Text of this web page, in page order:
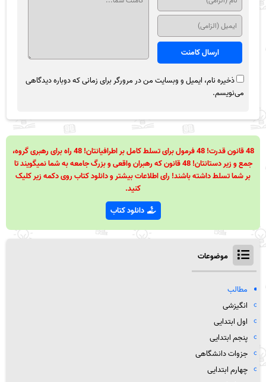
ذخیره نام، ایمیل و وبسایت من در مرورگر برای زمانی که دوباره دیدگاهی
می‌نویسم.
48 قانون قدرت! 48 فرمول برای تسلط کامل بر اطرافیانتان! 48 راه برای رهبری گروه،
جمع و زیر دستانتان! 48 قانون که رهبران واقعی و بزرگ جامعه به شما نمیگویند تا
بر شما تسلط داشته باشند! رای اطلاعات بیشتر و دانلود کتاب روی دکمه زیر کلیک
کنید.
دانلود کتاب
موضوعات
مطالب
انگیزشی
اول ابتدایی
پنجم ابتدایی
جزوات دانشگاهی
چهارم ابتدایی